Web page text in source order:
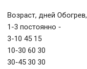
Возраст, дней
1-3 постоянно -
3-10 45 15
10-30 60 30
30-45 30 30